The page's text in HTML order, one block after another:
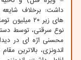
داشت: برخلاف
های زیر ۲۰
نوع سرقتی، توسط
محسنی اژه ای در
اندونزی، بالاترین